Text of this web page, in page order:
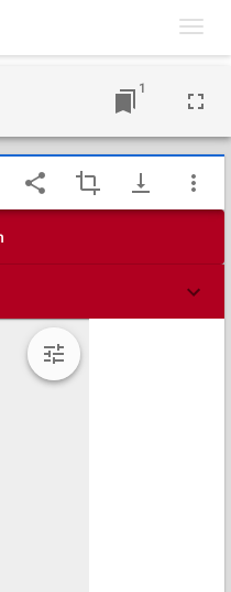
1